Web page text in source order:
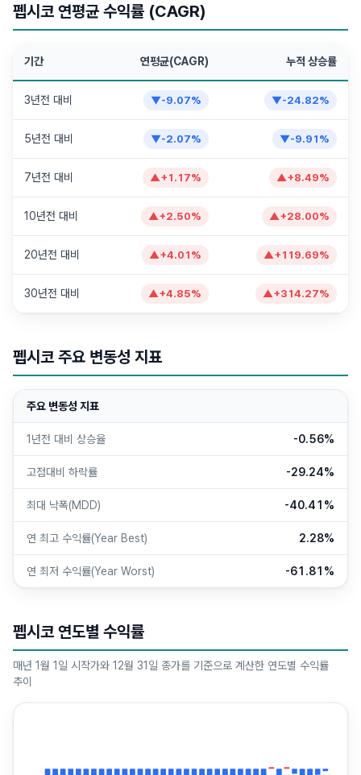
펩시코 연평균 수익률 (CAGR)
기간 연평균(CAGR) 누적 상승률
3년전 대비 ▼-9.07% ▼-24.82%
5년전 대비 ▼-2.07% ▼-9.91 %
7년전 대비 ▲+ 1.17% ▲+8.49%
10년전 대비 ▲+2.50% ▲+28.00%
20년전 대비 ▲+4.01 % ▲+ 119.69%
30년전 대비 ▲+4.85% ▲+314.27%
펩시코 주요 변동성 지표
주요 변동성 지표
1년전 대비 상승율 -0.56%
고점대비 하락률 -29.24%
최대 낙폭(MDD) -40.41%
연 최고 수익률(Year Best) 2.28%
연 최저 수익률(Year Worst) -61.81%
펩시코 연도별 수익률
매년 1월 1일 시작가와 12월 31일 종가를 기준으로 계산한 연도별 수익률
추이